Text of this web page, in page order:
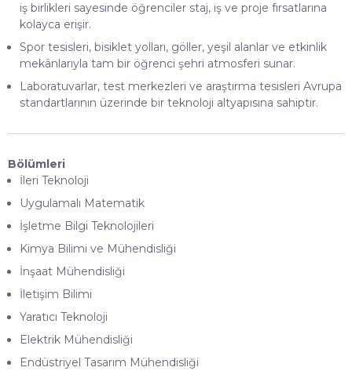
iş birlikleri sayesinde öğrenciler staj, iş ve proje fırsatlarına
kolayca erişir.
Spor tesisleri, bisiklet yolları, göller, yeşil alanlar ve etkinlik
mekânlarıyla tam bir öğrenci şehri atmosferi sunar.
Laboratuvarlar, test merkezleri ve araştırma tesisleri Avrupa
standartlarının üzerinde bir teknoloji altyapısına sahiptir.
Bölümleri
İleri Teknoloji
Uygulamalı Matematik
İşletme Bilgi Teknolojileri
Kimya Bilimi ve Mühendisliği
İnşaat Mühendisliği
İletişim Bilimi
Yaratıcı Teknoloji
Elektrik Mühendisliği
Endüstriyel Tasarım Mühendisliği